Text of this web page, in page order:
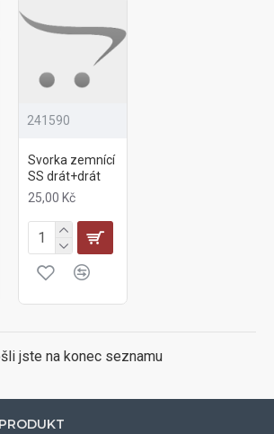
241590
Svorka zemnící
SS drát+drát
25,00 Kč
jste na konec seznamu